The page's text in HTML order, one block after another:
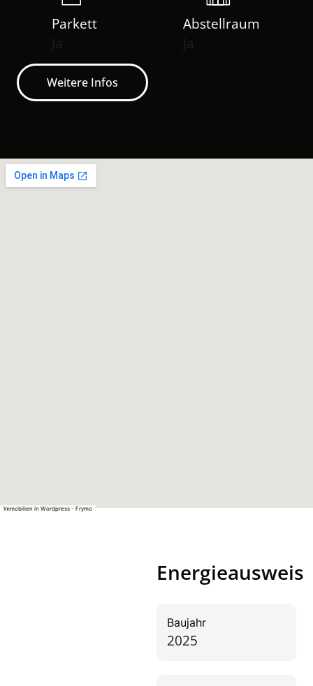
Immobilien in Wordpress - Frymo
Parkett
Abstellraum
Weitere Infos
Energieausweis
Baujahr
2025